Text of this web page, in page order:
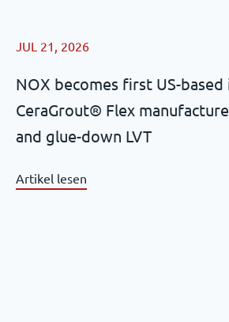
JUL 21, 2026
NOX becomes first US-based
CeraGrout® Flex
and glue-down LVT
Artikel lesen